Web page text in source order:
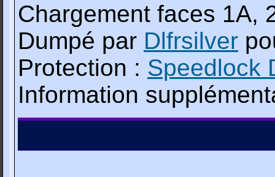
Chargement faces 1A,
Dumpé par Dlfrsilver
Protection : Speedlock
Information